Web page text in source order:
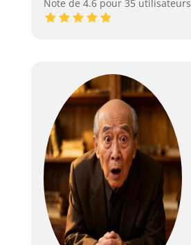
Note de 4.6 pour 35 utilisateurs